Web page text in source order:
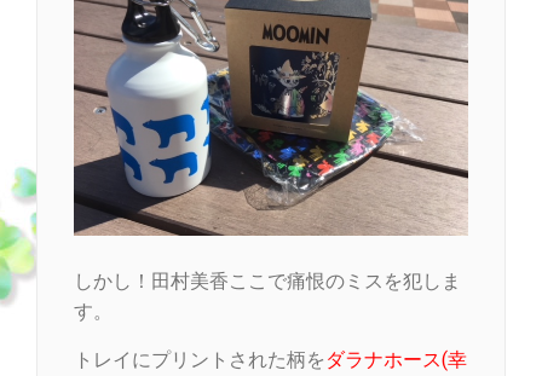
しかし！田村美香ここで痛恨のミスを犯しま
す。
トレイにプリントされた柄を ダラナホース(幸